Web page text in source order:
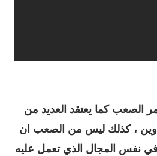
الصعب كما يعتقد العديد من
، كذلك ليس من الصعب ان
في نفس المجال الذي تعمل عليه